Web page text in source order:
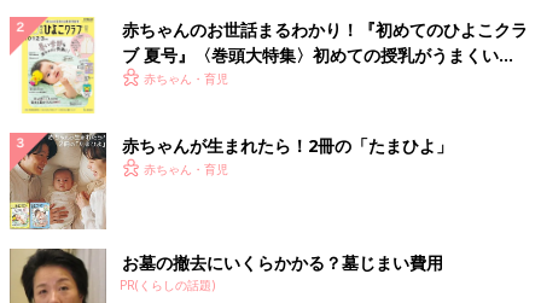
外部からの刺激にセンサーのように反応し、的確にアゴを捉え、
抱っこしている人間の脳を揺らしにかかります。
気安く撫でると抱っこしている人の脳が揺れることになります。
そして月日は流れ頭突きブームは去り両サイドのベルトをハミハ
ミするブームが到来しました。
良かった〜。
けどベルトがびちょびちょッ！
赤ちゃんのお世話まるわかり！『初めてのひよこクラ
ブ 夏号』〈巻頭大特集〉初めての授乳がうまくい
く！ おっぱい・ミルクの基本と夏のトラブル 解決テ
赤ちゃん・育児
赤ちゃんが生まれたら！2冊の「たまひよ」
赤ちゃん・育児
お墓の撤去にいくらかかる？墓じまい費用
PR(くらしの話題)